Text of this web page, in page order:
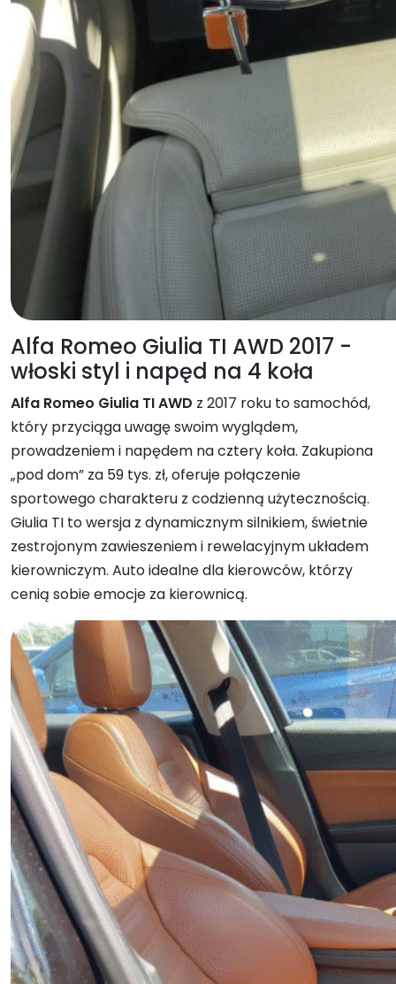
Alfa Romeo Giulia TI AWD 2017 -
włoski styl i napęd na 4 koła
Alfa Romeo Giulia TI AWD z 2017 roku to samochód,
który przyciąga uwagę swoim wyglądem,
prowadzeniem i napędem na cztery koła. Zakupiona
„pod dom” za 59 tys. zł, oferuje połączenie
sportowego charakteru z codzienną użytecznością.
Giulia TI to wersja z dynamicznym silnikiem, świetnie
zestrojonym zawieszeniem i rewelacyjnym układem
kierowniczym. Auto idealne dla kierowców, którzy
cenią sobie emocje za kierownicą.